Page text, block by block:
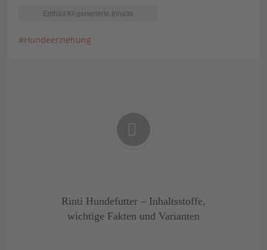
Hundeerziehung
Rinti Hundefutter – Inhaltsstoffe,
wichtige Fakten und Varianten